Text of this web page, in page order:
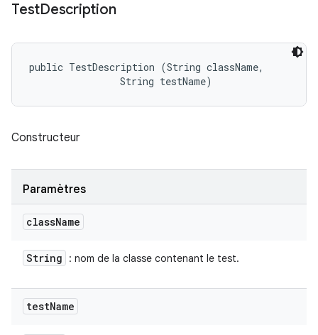
TestDescription
public TestDescription (String className,
                String testName)
Constructeur
Paramètres
className
String : nom de la classe contenant le test.
testName